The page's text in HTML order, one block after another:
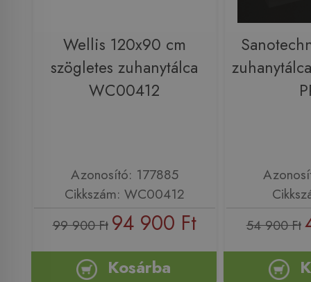
Wellis 120x90 cm
szögletes zuhanytálca
WC00412
Azonosító: 177885
Cikkszám: WC00412
99 900 Ft 94 900 Ft
Kosárba
54 900 Ft